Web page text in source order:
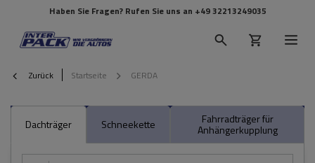
Haben Sie Fragen? Rufen Sie uns an +49 32213249035
Zurück Startseite GERDA
Dachträger Schneekette Fahrradträger für
Anhängerkupplung